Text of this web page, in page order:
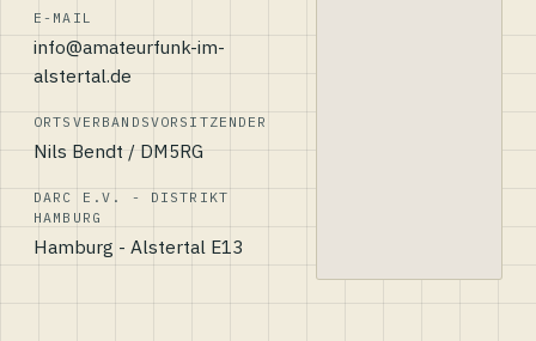
E-MAIL
info@amateurfunk-im-
alstertal.de
ORTSVERBANDSVORSITZENDER
Nils Bendt / DM5RG
DARC E.V. - DISTRIKT
HAMBURG
Hamburg - Alstertal E13